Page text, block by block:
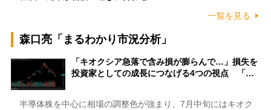
一覧を見る
森口亮「まるわかり市況分析」
「キオクシア急落で含み損が膨らんで…」損失を
投資家としての成長につなげる4つの視点 「…
半導体株を中心に相場の調整色が強まり、7月中旬にはキオク